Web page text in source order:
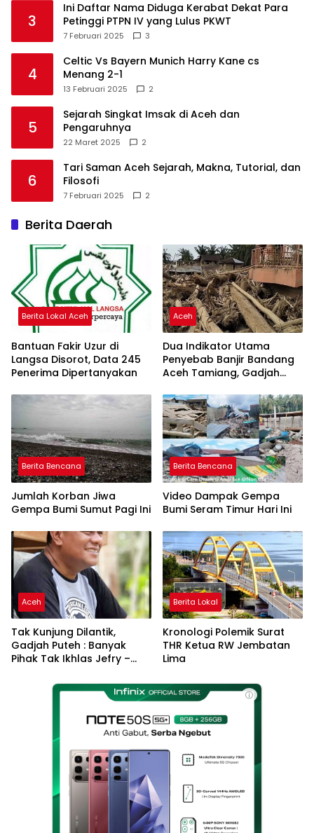
3
Ini Daftar Nama Diduga Kerabat Dekat Para
Petinggi PTPN IV yang Lulus PKWT
7 Februari 2025 3
4
Celtic Vs Bayern Munich Harry Kane cs
Menang 2-1
13 Februari 2025 2
5
Sejarah Singkat Imsak di Aceh dan
Pengaruhnya
22 Maret 2025 2
6
Tari Saman Aceh Sejarah, Makna, Tutorial, dan
Filosofi
7 Februari 2025 2
Berita Daerah
Berita Lokal Aceh
Bantuan Fakir Uzur di
Langsa Disorot, Data 245
Penerima Dipertanyakan
Aceh
Dua Indikator Utama
Penyebab Banjir Bandang
Aceh Tamiang, Gadjah
DAS
Berita Bencana
Jumlah Korban Jiwa
Gempa Bumi Sumut Pagi Ini
Berita Bencana
Video Dampak Gempa
Bumi Seram Timur Hari Ini
Aceh
Tak Kunjung Dilantik,
Gadjah Puteh : Banyak
Pihak Tak Ikhlas Jefry –
Berita Lokal
Kronologi Polemik Surat
THR Ketua RW Jembatan
Lima
ⓘ